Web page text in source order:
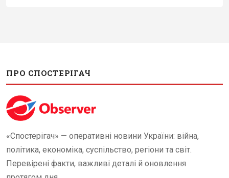
ПРО СПОСТЕРІГАЧ
«Спостерігач» — оперативні новини України: війна,
політика, економіка, суспільство, регіони та світ.
Перевірені факти, важливі деталі й оновлення